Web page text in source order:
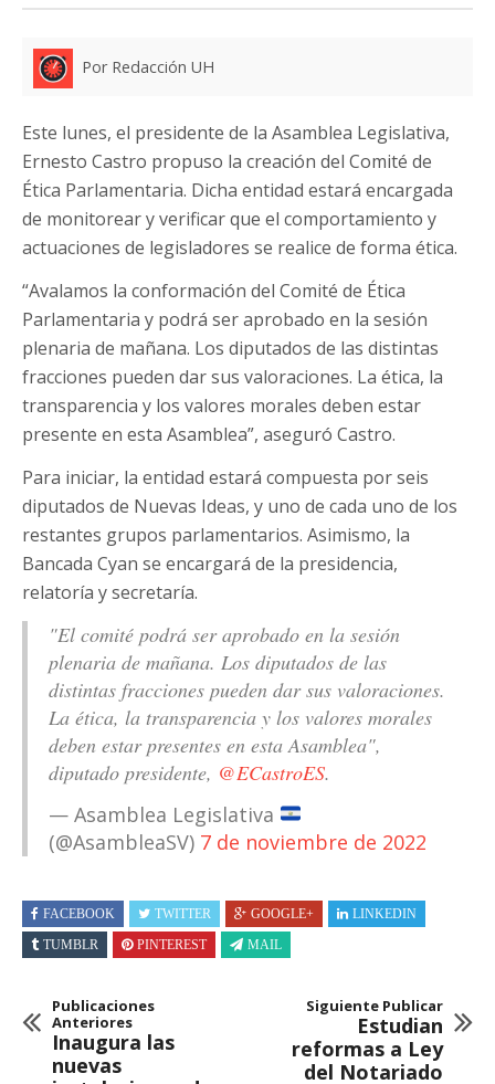
Por Redacción UH
Este lunes, el presidente de la Asamblea Legislativa,
Ernesto Castro propuso la creación del Comité de
Ética Parlamentaria. Dicha entidad estará encargada
de monitorear y verificar que el comportamiento y
actuaciones de legisladores se realice de forma ética.
“Avalamos la conformación del Comité de Ética
Parlamentaria y podrá ser aprobado en la sesión
plenaria de mañana. Los diputados de las distintas
fracciones pueden dar sus valoraciones. La ética, la
transparencia y los valores morales deben estar
presente en esta Asamblea”, aseguró Castro.
Para iniciar, la entidad estará compuesta por seis
diputados de Nuevas Ideas, y uno de cada uno de los
restantes grupos parlamentarios. Asimismo, la
Bancada Cyan se encargará de la presidencia,
relatoría y secretaría.
"El comité podrá ser aprobado en la sesión
plenaria de mañana. Los diputados de las
distintas fracciones pueden dar sus valoraciones.
La ética, la transparencia y los valores morales
deben estar presentes en esta Asamblea",
diputado presidente, @ECastroES.
— Asamblea Legislativa
(@AsambleaSV) 7 de noviembre de 2022
FACEBOOK TWITTER GOOGLE+
LINKEDIN
TUMBLR
PINTEREST MAIL
Publicaciones
Anteriores
Inaugura las
nuevas
Siguiente Publicar
Estudian
reformas a Ley
del Notariado